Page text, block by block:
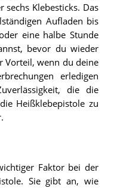
Klebesticks. Das
Aufladen bis
eine halbe Stunde
bevor du wieder
Vorteil, wenn du deine
erledigen
die die
Heißklebepistole zu
Faktor bei der
Sie gibt an, wie